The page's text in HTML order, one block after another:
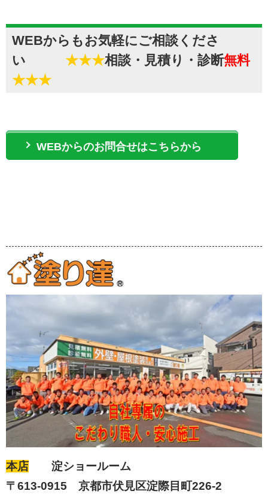
WEBからもお気軽にご相談くださ
い ★★★相談・見積り・診断無料
★★★
WEBからのお問合せはこちらから
本店 淀ショールーム
〒613-0915 京都市伏見区淀際目町226-2